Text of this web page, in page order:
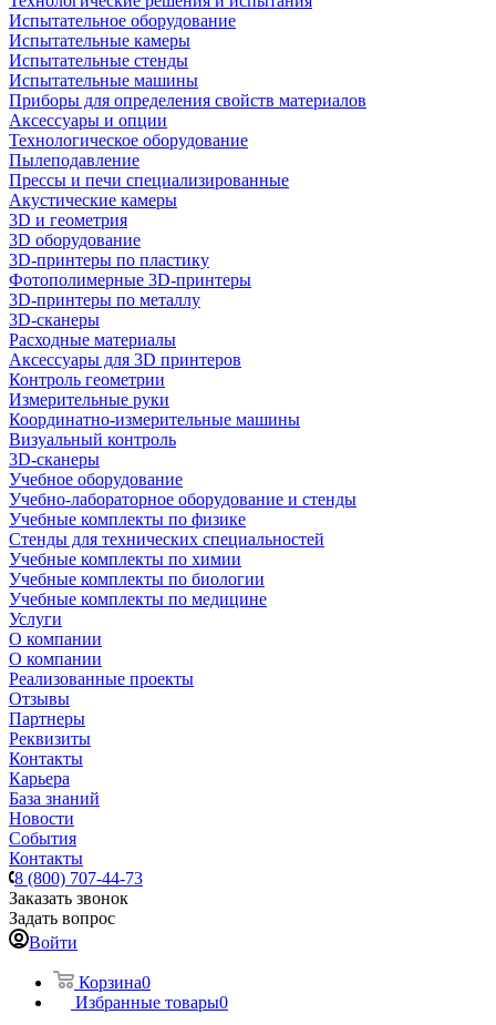
Испытательное оборудование
Испытательные камеры
Испытательные стенды
Испытательные машины
Приборы для определения свойств материалов
Аксессуары и опции
Технологическое оборудование
Пылеподавление
Прессы и печи специализированные
Акустические камеры
3D и геометрия
3D оборудование
3D-принтеры по пластику
Фотополимерные 3D-принтеры
3D-принтеры по металлу
3D-сканеры
Расходные материалы
Аксессуары для 3D принтеров
Контроль геометрии
Измерительные руки
Координатно-измерительные машины
Визуальный контроль
3D-сканеры
Учебное оборудование
Учебно-лабораторное оборудование и стенды
Учебные комплекты по физике
Стенды для технических специальностей
Учебные комплекты по химии
Учебные комплекты по биологии
Учебные комплекты по медицине
Услуги
О компании
О компании
Реализованные проекты
Отзывы
Партнеры
Реквизиты
Контакты
Карьера
База знаний
Новости
События
Контакты
8 (800) 707-44-73
Заказать звонок
Задать вопрос
Войти
Корзина0
Избранные товары0